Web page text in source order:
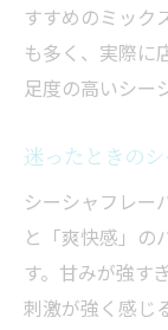
すすめのミック
も多く、実際に
足度の高いシー
迷ったときの
シーシャフレー
と「爽快感」の
す。甘みが強す
刺激が強く感じ